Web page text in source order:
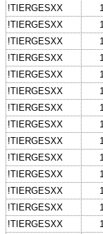
!TIERGESXX
!TIERGESXX
!TIERGESXX
!TIERGESXX
!TIERGESXX
!TIERGESXX
!TIERGESXX
!TIERGESXX
!TIERGESXX
!TIERGESXX
!TIERGESXX
!TIERGESXX
!TIERGESXX
!TIERGESXX